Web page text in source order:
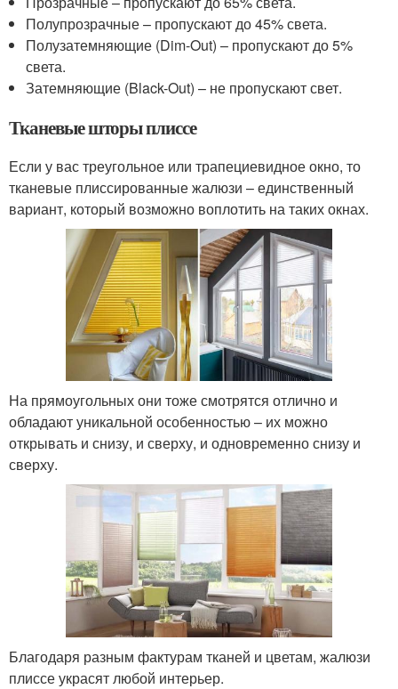
Полупрозрачные – пропускают до 45% света.
Полузатемняющие (Dim-Out) – пропускают до 5%
света.
Затемняющие (Black-Out) – не пропускают свет.
Тканевые шторы плиссе
Если у вас треугольное или трапециевидное окно, то
тканевые плиссированные жалюзи – единственный
вариант, который возможно воплотить на таких окнах.
На прямоугольных они тоже смотрятся отлично и
обладают уникальной особенностью – их можно
открывать и снизу, и сверху, и одновременно снизу и
сверху.
Благодаря разным фактурам тканей и цветам, жалюзи
плиссе украсят любой интерьер.